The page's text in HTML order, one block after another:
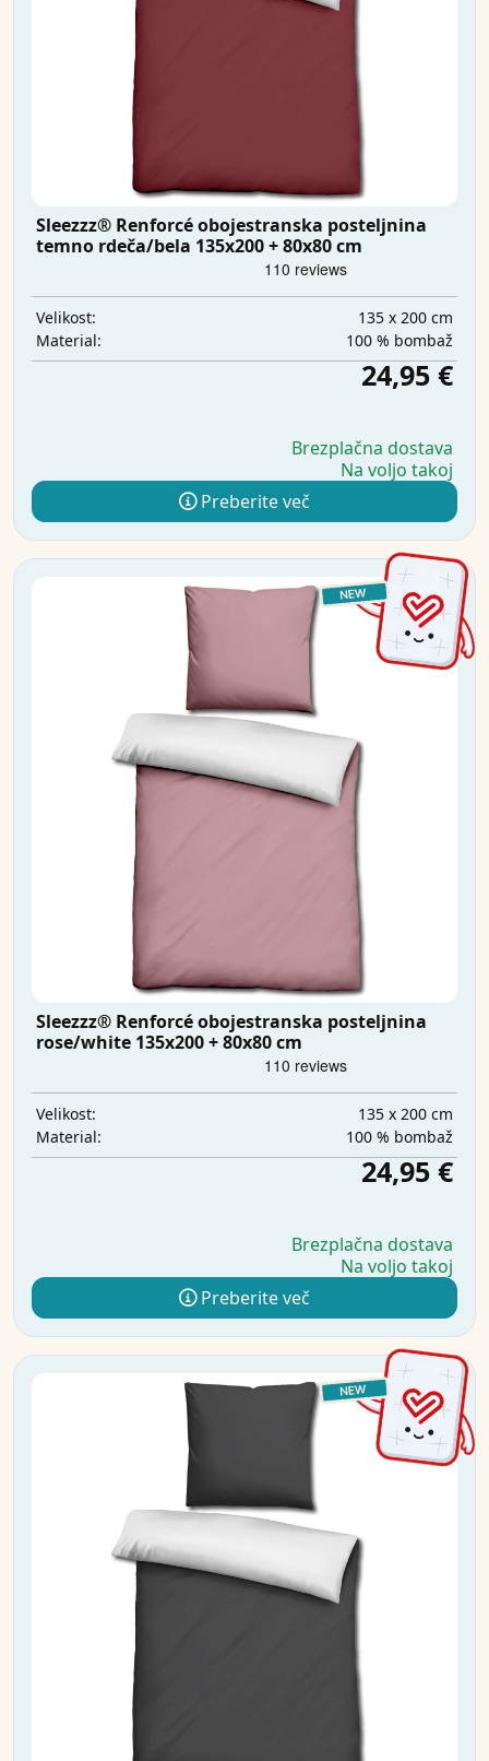
Sleezzz® Renforcé obojestranska posteljnina
temno rdeča/bela 135x200 + 80x80 cm
Velikost:
135 x 200 cm
Material:
100 % bombaž
24,95 €
Brezplačna dostava
Na voljo takoj
Preberite več
Sleezzz® Renforcé obojestranska posteljnina
rose/white 135x200 + 80x80 cm
Velikost:
135 x 200 cm
Material:
100 % bombaž
24,95 €
Brezplačna dostava
Na voljo takoj
Preberite več